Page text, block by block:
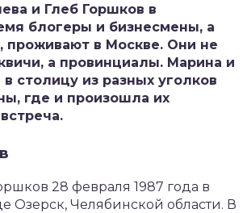
и Глеб Горшков в
блогеры и бизнесмены, а
проживают в Москве. Они не
а провинциалы. Марина и
столицу из разных уголков
где и произошла их
28 февраля 1987 года в
Озерск, Челябинской области. В